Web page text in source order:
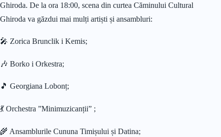
Ghiroda. De la ora 18:00, scena din curtea Căminului Cultural
Ghiroda va găzdui mai mulți artiști și ansambluri:
🎤 Zorica Brunclik i Kemis;
🎶 Borko i Orkestra;
🎵 Georgiana Lobonț;
💃 Orchestra ”Minimuzicanții” ;
🌾 Ansamblurile Cununa Timișului și Datina;